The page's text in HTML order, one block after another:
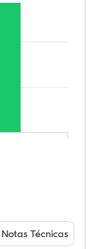
Notas Técnicas